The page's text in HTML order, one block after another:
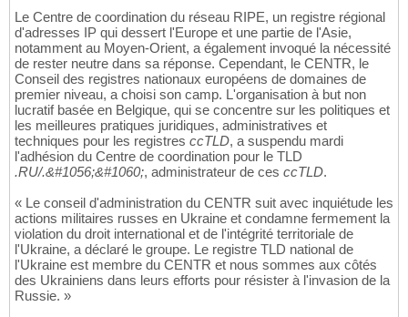
Le Centre de coordination du réseau RIPE, un registre régional
d'adresses IP qui dessert l'Europe et une partie de l'Asie,
notamment au Moyen-Orient, a également invoqué la nécessité
de rester neutre dans sa réponse. Cependant, le CENTR, le
Conseil des registres nationaux européens de domaines de
premier niveau, a choisi son camp. L'organisation à but non
lucratif basée en Belgique, qui se concentre sur les politiques et
les meilleures pratiques juridiques, administratives et
techniques pour les registres ccTLD, a suspendu mardi
l'adhésion du Centre de coordination pour le TLD
.RU/.&#1056;&#1060;, administrateur de ces ccTLD.
« Le conseil d'administration du CENTR suit avec inquiétude les
actions militaires russes en Ukraine et condamne fermement la
violation du droit international et de l'intégrité territoriale de
l'Ukraine, a déclaré le groupe. Le registre TLD national de
l'Ukraine est membre du CENTR et nous sommes aux côtés
des Ukrainiens dans leurs efforts pour résister à l'invasion de la
Russie. »